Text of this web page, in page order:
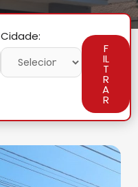
Cidade:
F
IL
T
R
A
R